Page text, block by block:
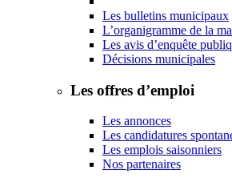
Les bulletins municipaux
L’organigramme de la
Les avis d’enquête
Décisions municipales
Les offres d’emploi
Les annonces
Les candidatures
Les emplois saisonniers
Nos partenaires